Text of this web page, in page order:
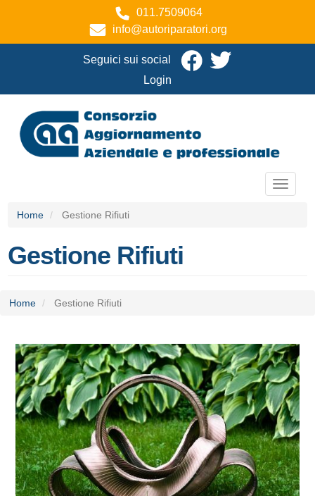
011.7509064
info@autoriparatori.org
Seguici sui social
account
menu
Login
Toggle
Home
Gestione Rifiuti
Gestione Rifiuti
Home Gestione Rifiuti